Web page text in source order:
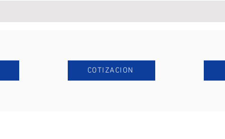
COTIZACION